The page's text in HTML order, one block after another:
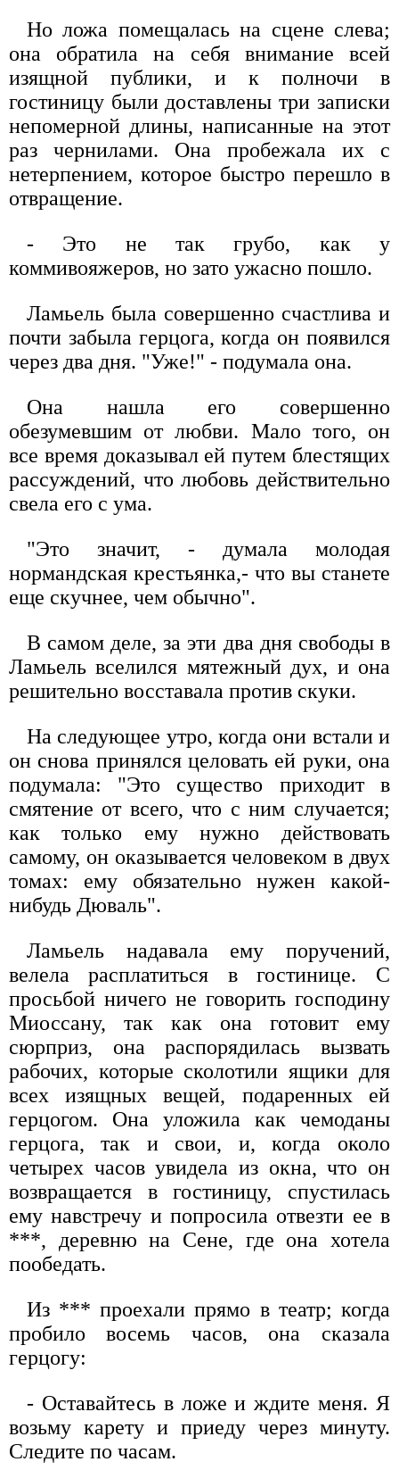
Но ложа помещалась на сцене слева;
она обратила на себя внимание всей
изящной публики, и к полночи в
гостиницу были доставлены три записки
непомерной длины, написанные на этот
раз чернилами. Она пробежала их с
нетерпением, которое быстро перешло в
отвращение.
- Это не так грубо, как у
коммивояжеров, но зато ужасно пошло.
Ламьель была совершенно счастлива и
почти забыла герцога, когда он появился
через два дня. "Уже!" - подумала она.
Она нашла его совершенно
обезумевшим от любви. Мало того, он
все время доказывал ей путем блестящих
рассуждений, что любовь действительно
свела его с ума.
"Это значит, - думала молодая
нормандская крестьянка,- что вы станете
еще скучнее, чем обычно".
В самом деле, за эти два дня свободы в
Ламьель вселился мятежный дух, и она
решительно восставала против скуки.
На следующее утро, когда они встали и
он снова принялся целовать ей руки, она
подумала: "Это существо приходит в
смятение от всего, что с ним случается;
как только ему нужно действовать
самому, он оказывается человеком в двух
томах: ему обязательно нужен какой-
нибудь Дюваль".
Ламьель надавала ему поручений,
велела расплатиться в гостинице. С
просьбой ничего не говорить господину
Миоссану, так как она готовит ему
сюрприз, она распорядилась вызвать
рабочих, которые сколотили ящики для
всех изящных вещей, подаренных ей
герцогом. Она уложила как чемоданы
герцога, так и свои, и, когда около
четырех часов увидела из окна, что он
возвращается в гостиницу, спустилась
ему навстречу и попросила отвезти ее в
***, деревню на Сене, где она хотела
пообедать.
Из *** проехали прямо в театр; когда
пробило восемь часов, она сказала
герцогу:
- Оставайтесь в ложе и ждите меня. Я
возьму карету и приеду через минуту.
Следите по часам.